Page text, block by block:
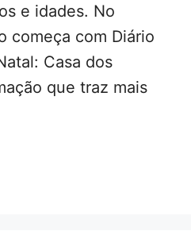
e idades. No
começa com Diário
Casa dos
que traz mais